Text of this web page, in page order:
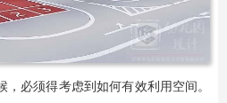
，必须得考虑到如何有效利用空间。